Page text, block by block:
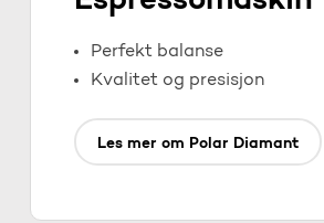
Perfekt balanse
Kvalitet og presisjon
Les mer om Polar Diamant